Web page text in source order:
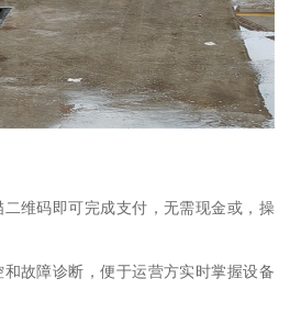
维码即可完成支付，无需现金或，操
故障诊断，便于运营方实时掌握设备